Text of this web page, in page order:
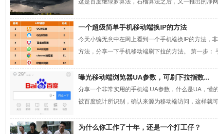
这是百度继绿萝算法，石榴算法之后，又一推出的净
一个超级简单手机移动端换IP的方法
今天小编无意中在网上看到一个手机端换IP的方法，
方法，分享一下手机移动端刷下拉的方法。 第一步：
曝光移动端浏览器UA参数，可刷下拉指数...
分享一个非常实用的手机端 UA参数，什么是UA，懂
被百度统计所识别，确认来源为移动端访问，这样就
为什么你工作了十年，还是一个打工仔？